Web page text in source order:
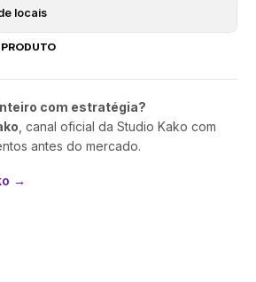
locais
com estratégia?
, canal oficial da Studio Kako com
antes do mercado.
→